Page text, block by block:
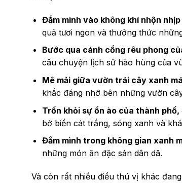
Đắm mình vào không khí nhộn
quả tươi ngon và thưởng thức
Bước qua cánh cổng rêu phong
câu chuyện lịch sử hào hùng của
Mê mải giữa vườn trái cây xanh
khắc đáng nhớ bên những vườn
Trốn khỏi sự ồn ào của thành
bờ biển cát trắng, sóng xanh và
Đắm mình trong không gian xanh
những món ăn đặc sản dân dã.
Và còn rất nhiều điều thú vị khác